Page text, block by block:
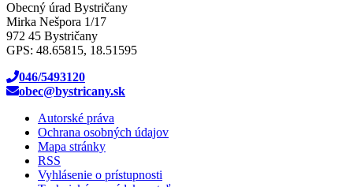
Obecný úrad Bystričany
Mirka Nešpora 1/17
972 45 Bystričany
GPS: 48.65815, 18.51595
046/5493120
obec@bystricany.sk
Autorské práva
Ochrana osobných údajov
Mapa stránky
RSS
Vyhlásenie o prístupnosti